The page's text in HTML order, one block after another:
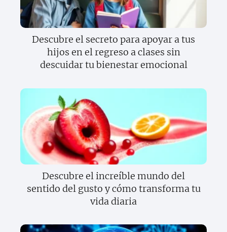
Descubre el secreto para apoyar a tus
hijos en el regreso a clases sin
descuidar tu bienestar emocional
Descubre el increíble mundo del
sentido del gusto y cómo transforma tu
vida diaria